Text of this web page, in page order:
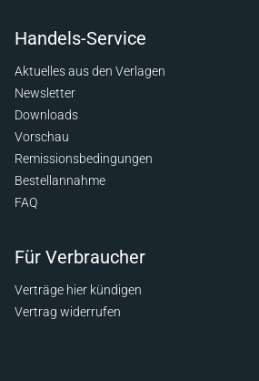
Handels-Service
Aktuelles aus den Verlagen
Newsletter
Downloads
Vorschau
Remissionsbedingungen
Bestellannahme
FAQ
Für Verbraucher
Verträge hier kündigen
Vertrag widerrufen